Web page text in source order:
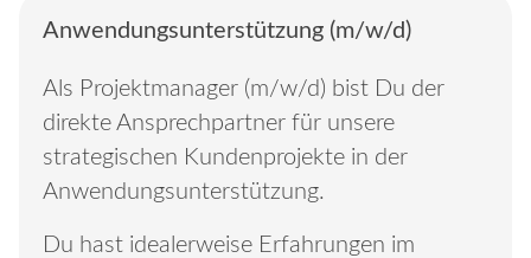
HANDBUCH
JOBS
AKTUELLES
ÜBER UNS
Anwendungsunterstützung (m/w/d)
Als Projektmanager (m/w/d) bist Du der
direkte Ansprechpartner für unsere
strategischen Kundenprojekte in der
Anwendungsunterstützung.
Du hast idealerweise Erfahrungen im